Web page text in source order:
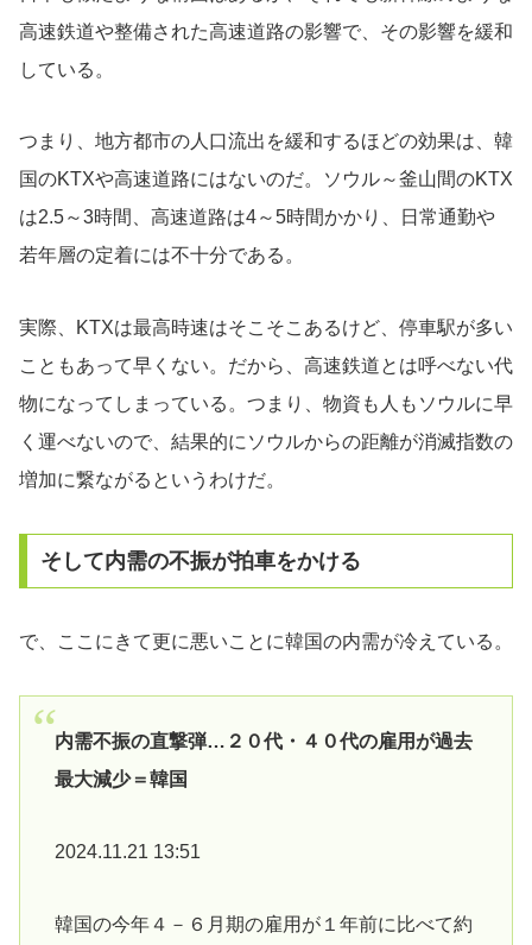
高速鉄道や整備された高速道路の影響で、その影響を緩和
している。
つまり、地方都市の人口流出を緩和するほどの効果は、韓
国のKTXや高速道路にはないのだ。ソウル～釜山間のKTX
は2.5～3時間、高速道路は4～5時間かかり、日常通勤や
若年層の定着には不十分である。
実際、KTXは最高時速はそこそこあるけど、停車駅が多い
こともあって早くない。だから、高速鉄道とは呼べない代
物になってしまっている。つまり、物資も人もソウルに早
く運べないので、結果的にソウルからの距離が消滅指数の
増加に繋ながるというわけだ。
そして内需の不振が拍車をかける
で、ここにきて更に悪いことに韓国の内需が冷えている。
内需不振の直撃弾…２０代・４０代の雇用が過去
最大減少＝韓国
2024.11.21 13:51
韓国の今年４－６月期の雇用が１年前に比べて約